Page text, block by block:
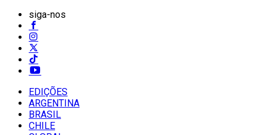
siga-nos
EDIÇÕES
ARGENTINA
BRASIL
CHILE